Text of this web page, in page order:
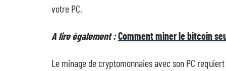
votre PC.
A lire également :Comment miner le bitcoin
Le minage de cryptomonnaies avec son PC